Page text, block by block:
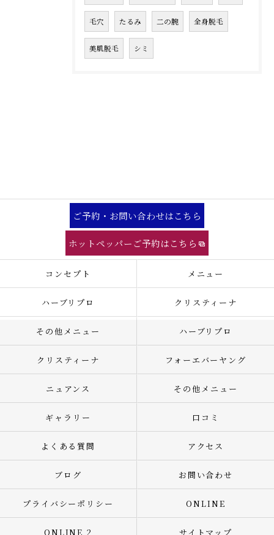
毛穴 たるみ 二の腕 全身脱毛
美肌脱毛 シミ
ご予約・お問い合わせはこちら
ホットペッパーご予約はこちら
コンセプト メニュー
ハーブリプロ クリスティーナ
その他メニュー ハーブリプロ
クリスティーナ フォーエバーヤング
ニュアンス その他メニュー
ギャラリー 口コミ
よくある質問 アクセス
ブログ お問い合わせ
プライバシーポリシー ONLINE
ONLINE 2 サイトマップ